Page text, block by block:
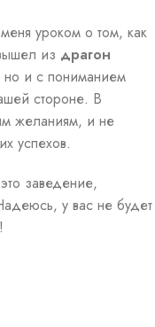
уроком о том, как
из драгон
но и с пониманием
стороне. В
желаниям, и не
успехов.
заведение,
у вас не будет